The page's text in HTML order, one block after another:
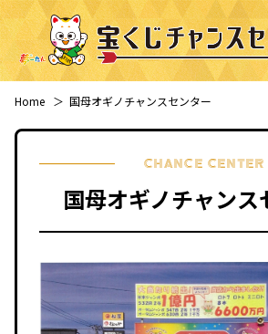
Home ＞ 国母オギノチャンスセンター
CHANCE CENTER
国母オギノチャンス